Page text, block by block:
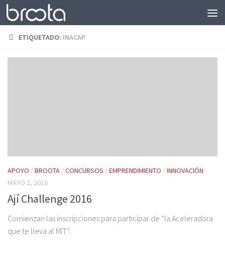
Saltar al contenido
ETIQUETADO: INACAP
APOYO /BROOTA /CONCURSOS /EMPRENDIMIENTO /INNOVACIÓN
MAYO 2, 2016
Ají Challenge 2016
Comienzan las inscripciones para participar de “la Aceleradora
que te lleva al MIT”.